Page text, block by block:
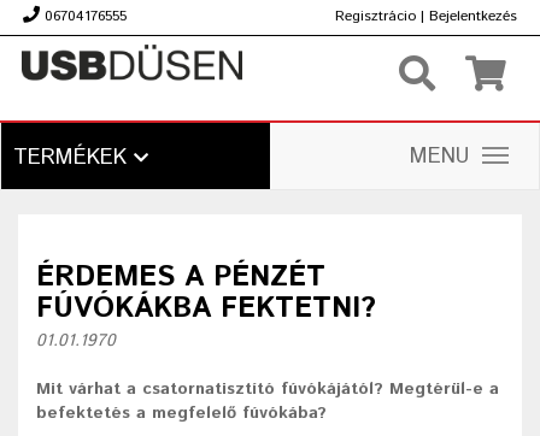
06704176555 Regisztrácio | Bejelentkezés
TERMÉKEK MENU
ÉRDEMES A PÉNZÉT
FÚVÓKÁKBA FEKTETNI?
01.01.1970
Mit várhat a csatornatisztító fúvókájától? Megtérül-e a
befektetés a megfelelő fúvókába?